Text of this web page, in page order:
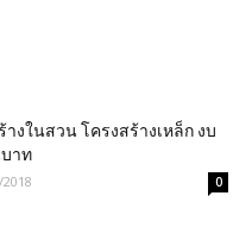
งในสวน โครงสร้างเหล็ก งบ
าท
0